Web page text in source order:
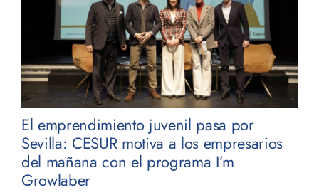
El emprendimiento juvenil pasa por
Sevilla: CESUR motiva a los empresarios
del mañana con el programa I’m
Growlaber